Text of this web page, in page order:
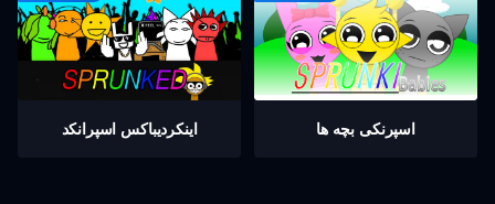
اینکردیباكس اسپرانکد اسپرنکی بچه ها